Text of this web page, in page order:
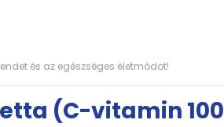
és az egészséges életmódot!
(C-vitamin